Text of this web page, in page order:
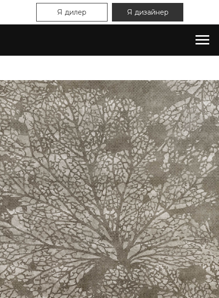
Я дилер Я дизайнер